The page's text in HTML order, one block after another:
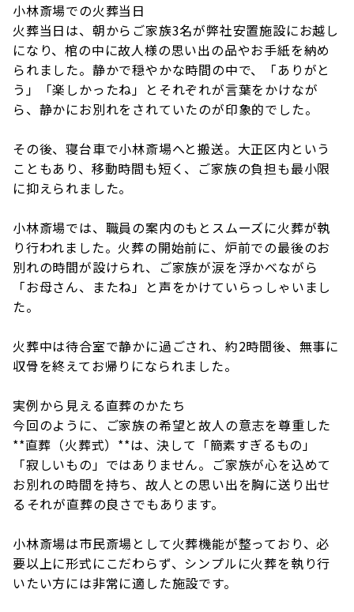
小林斎場での火葬当日
火葬当日は、朝からご家族3名が弊社安置施設にお越し
になり、棺の中に故人様の思い出の品やお手紙を納め
られました。静かで穏やかな時間の中で、「ありがと
う」「楽しかったね」とそれぞれが言葉をかけなが
ら、静かにお別れをされていたのが印象的でした。
その後、寝台車で小林斎場へと搬送。大正区内という
こともあり、移動時間も短く、ご家族の負担も最小限
に抑えられました。
小林斎場では、職員の案内のもとスムーズに火葬が執
り行われました。火葬の開始前に、炉前での最後のお
別れの時間が設けられ、ご家族が涙を浮かべながら
「お母さん、またね」と声をかけていらっしゃいまし
た。
火葬中は待合室で静かに過ごされ、約2時間後、無事に
収骨を終えてお帰りになられました。
実例から見える直葬のかたち
今回のように、ご家族の希望と故人の意志を尊重した
**直葬（火葬式）**は、決して「簡素すぎるもの」
「寂しいもの」ではありません。ご家族が心を込めて
お別れの時間を持ち、故人との思い出を胸に送り出せ
る――それが直葬の良さでもあります。
小林斎場は市民斎場として火葬機能が整っており、必
要以上に形式にこだわらず、シンプルに火葬を執り行
いたい方には非常に適した施設です。